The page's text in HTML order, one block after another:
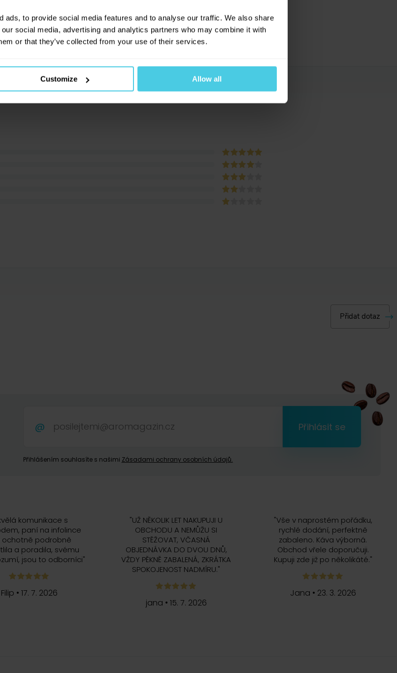
ads, to provide social media features and to analyse our traffic. We also share
social media, advertising and analytics partners who may combine it with
or that they’ve collected from your use of their services.
Customize Allow all
Přidat dotaz
Přihlásit se
Přihlášením souhlasíte s našimi Zásadami ochrany osobních údajů.
komunikace s
paní na infolince
ochotně podrobně
a poradila, svému
jsou to odborníci"
Filip • 17. 7. 2026
"UŽ NĚKOLIK LET NAKUPUJI U
OBCHODU A NEMŮŽU SI
STĚŽOVAT, VČASNÁ
OBJEDNÁVKA DO DVOU DNŮ,
VŽDY PĚKNĚ ZABALENÁ, ZKRÁTKA
SPOKOJENOST NADMÍRU."
jana • 15. 7. 2026
"Vše v naprostém pořádku,
rychlé dodání, perfektně
zabaleno. Káva výborná.
Obchod vřele doporučuji.
Kupuji zde již po několikáté."
Jana • 23. 3. 2026